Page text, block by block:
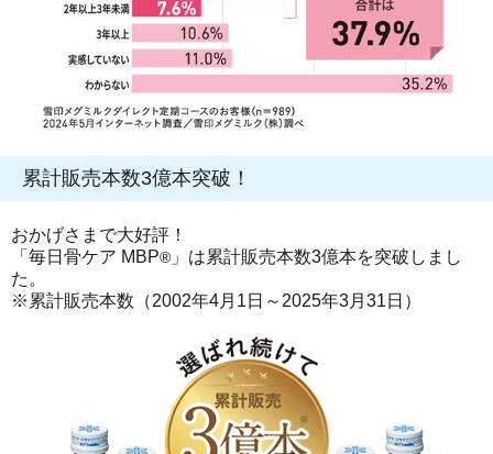
累計販売本数3億本突破！
おかげさまで大好評！
「毎日骨ケア MBP® 」は累計販売本数3億本を突破しまし
た。
※累計販売本数（2002年4月1日～2025年3月31日）